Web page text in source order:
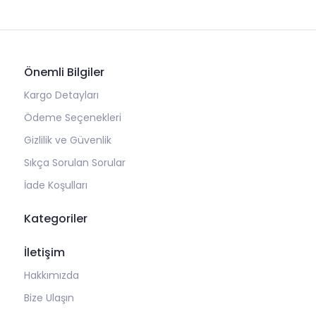
Önemli Bilgiler
Kargo Detayları
Ödeme Seçenekleri
Gizlilik ve Güvenlik
Sıkça Sorulan Sorular
İade Koşulları
Kategoriler
İletişim
Hakkımızda
Bize Ulaşın